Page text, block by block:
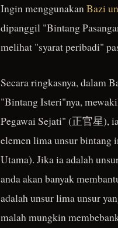
Ingin menggunakan Bazi
dipanggil "Bintang
melihat "syarat peribadi"
Secara ringkasnya, dalam
"Bintang Isteri"nya,
Pegawai Sejati" (正官星),
elemen lima unsur bintang
Utama). Jika ia adalah
anda akan banyak
adalah unsur lima unsur
malah mungkin